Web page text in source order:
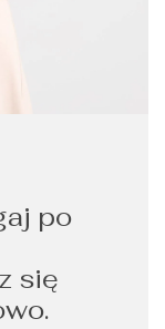
po
się